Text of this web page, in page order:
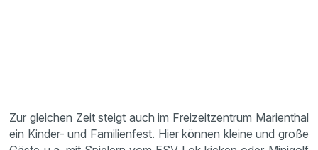
Zur gleichen Zeit steigt auch im Freizeitzentrum Marienthal
ein Kinder- und Familienfest. Hier können kleine und große